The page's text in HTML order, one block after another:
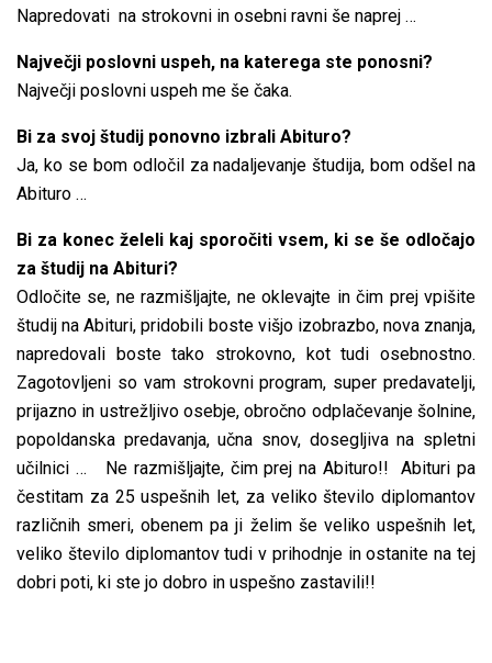
Napredovati na strokovni in osebni ravni še naprej …
Največji poslovni uspeh, na katerega ste ponosni?
Največji poslovni uspeh me še čaka.
Bi za svoj študij ponovno izbrali Abituro?
Ja, ko se bom odločil za nadaljevanje študija, bom odšel na
Abituro …
Bi za konec želeli kaj sporočiti vsem, ki se še odločajo
za študij na Abituri?
Odločite se, ne razmišljajte, ne oklevajte in čim prej vpišite
študij na Abituri, pridobili boste višjo izobrazbo, nova znanja,
napredovali boste tako strokovno, kot tudi osebnostno.
Zagotovljeni so vam strokovni program, super predavatelji,
prijazno in ustrežljivo osebje, obročno odplačevanje šolnine,
popoldanska predavanja, učna snov, dosegljiva na spletni
učilnici … Ne razmišljajte, čim prej na Abituro!! Abituri pa
čestitam za 25 uspešnih let, za veliko število diplomantov
različnih smeri, obenem pa ji želim še veliko uspešnih let,
veliko število diplomantov tudi v prihodnje in ostanite na tej
dobri poti, ki ste jo dobro in uspešno zastavili!!